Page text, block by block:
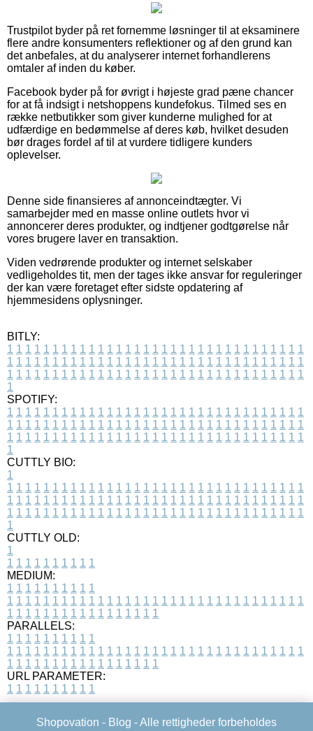
Trustpilot byder på ret fornemme løsninger til at eksaminere
flere andre konsumenters reflektioner og af den grund kan
det anbefales, at du analyserer internet forhandlerens
omtaler af inden du køber.
Facebook byder på for øvrigt i højeste grad pæne chancer
for at få indsigt i netshoppens kundefokus. Tilmed ses en
række netbutikker som giver kunderne mulighed for at
udfærdige en bedømmelse af deres køb, hvilket desuden
bør drages fordel af til at vurdere tidligere kunders
oplevelser.
Denne side finansieres af annonceindtægter. Vi
samarbejder med en masse online outlets hvor vi
annoncerer deres produkter, og indtjener godtgørelse når
vores brugere laver en transaktion.
Viden vedrørende produkter og internet selskaber
vedligeholdes tit, men der tages ikke ansvar for reguleringer
der kan være foretaget efter sidste opdatering af
hjemmesidens oplysninger.
BITLY:
1 1 1 1 1 1 1 1 1 1 1 1 1 1 1 1 1 1 1 1 1 1 1 1 1 1 1 1 1 1 1 1 1
1 1 1 1 1 1 1 1 1 1 1 1 1 1 1 1 1 1 1 1 1 1 1 1 1 1 1 1 1 1 1 1 1
1 1 1 1 1 1 1 1 1 1 1 1 1 1 1 1 1 1 1 1 1 1 1 1 1 1 1 1 1 1 1 1 1
1
SPOTIFY:
1 1 1 1 1 1 1 1 1 1 1 1 1 1 1 1 1 1 1 1 1 1 1 1 1 1 1 1 1 1 1 1 1
1 1 1 1 1 1 1 1 1 1 1 1 1 1 1 1 1 1 1 1 1 1 1 1 1 1 1 1 1 1 1 1 1
1 1 1 1 1 1 1 1 1 1 1 1 1 1 1 1 1 1 1 1 1 1 1 1 1 1 1 1 1 1 1 1 1
1
CUTTLY BIO:
1
1 1 1 1 1 1 1 1 1 1 1 1 1 1 1 1 1 1 1 1 1 1 1 1 1 1 1 1 1 1 1 1 1
1 1 1 1 1 1 1 1 1 1 1 1 1 1 1 1 1 1 1 1 1 1 1 1 1 1 1 1 1 1 1 1 1
1 1 1 1 1 1 1 1 1 1 1 1 1 1 1 1 1 1 1 1 1 1 1 1 1 1 1 1 1 1 1 1 1
1
CUTTLY OLD:
1
1 1 1 1 1 1 1 1 1 1
MEDIUM:
1 1 1 1 1 1 1 1 1 1
1 1 1 1 1 1 1 1 1 1 1 1 1 1 1 1 1 1 1 1 1 1 1 1 1 1 1 1 1 1 1 1 1
1 1 1 1 1 1 1 1 1 1 1 1 1 1 1 1 1
PARALLELS:
1 1 1 1 1 1 1 1 1 1
1 1 1 1 1 1 1 1 1 1 1 1 1 1 1 1 1 1 1 1 1 1 1 1 1 1 1 1 1 1 1 1 1
1 1 1 1 1 1 1 1 1 1 1 1 1 1 1 1 1
URL PARAMETER:
1 1 1 1 1 1 1 1 1 1
Shopovation - Blog - Alle rettigheder forbeholdes